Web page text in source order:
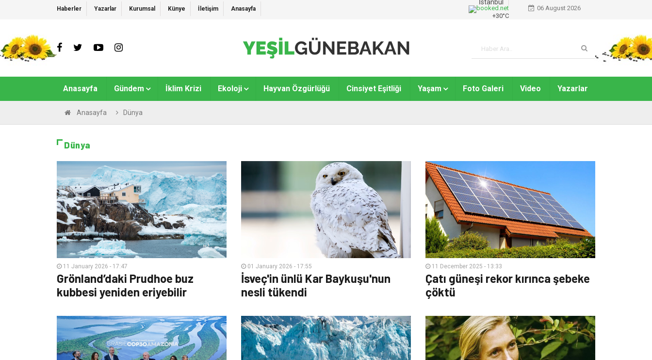
Haberler Yazarlar Kurumsal Künye İletişim Anasayfa
İstanbul
+30°C
06 August 2026
Anasayfa Gündem İklim Krizi Ekoloji Hayvan Özgürlüğü Cinsiyet Eşitliği Yaşam Foto Galeri Video Yazarlar
Anasayfa Dünya
Dünya
11 January 2026 - 17:47
Grönland’daki Prudhoe buz
kubbesi yeniden eriyebilir
01 January 2026 - 17:55
İsveç'in ünlü Kar Baykuşu'nun
nesli tükendi
11 December 2025 - 13:33
Çatı güneşi rekor kırınca şebeke
çöktü